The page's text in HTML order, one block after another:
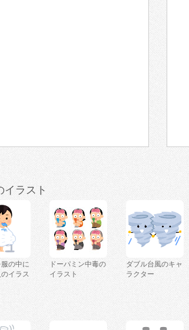
イラスト
の中に
イラス
ドーパミン中毒の
イラスト
ダブル台風のキャ
ラクター